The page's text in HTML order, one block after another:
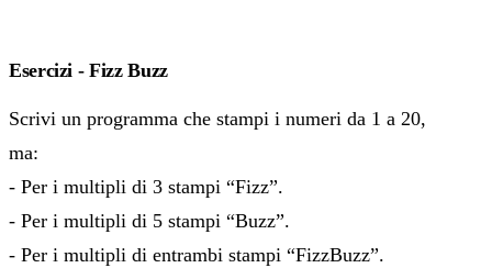
Esercizi - Fizz Buzz
Scrivi un programma che stampi i numeri da 1 a 20,
ma:
- Per i multipli di 3 stampi “Fizz”.
- Per i multipli di 5 stampi “Buzz”.
- Per i multipli di entrambi stampi “FizzBuzz”.